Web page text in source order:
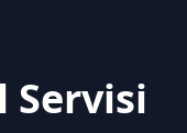
Servisi